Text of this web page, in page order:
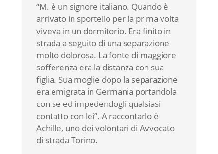
“M. è un signore italiano. Quando è
arrivato in sportello per la prima volta
viveva in un dormitorio. Era finito in
strada a seguito di una separazione
molto dolorosa. La fonte di maggiore
sofferenza era la distanza con sua
figlia. Sua moglie dopo la separazione
era emigrata in Germania portandola
con se ed impedendogli qualsiasi
contatto con lei”. A raccontarlo è
Achille, uno dei volontari di Avvocato
di strada Torino.